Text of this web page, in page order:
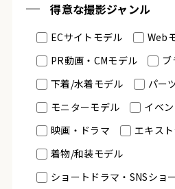
得意な撮影ジャンル
ECサイトモデル
Web
PR動画・CMモデル
ブ
下着/水着モデル
パー
モニターモデル
イベ
映画・ドラマ
エキス
着物/和装モデル
ショートドラマ・SNSショ